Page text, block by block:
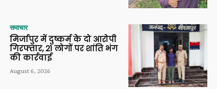
समाचार
मिर्जापुर में दुष्कर्म के दो आरोपी
गिरफ्तार, 21 लोगों पर शांति भंग
की कार्रवाई
August 6, 2026